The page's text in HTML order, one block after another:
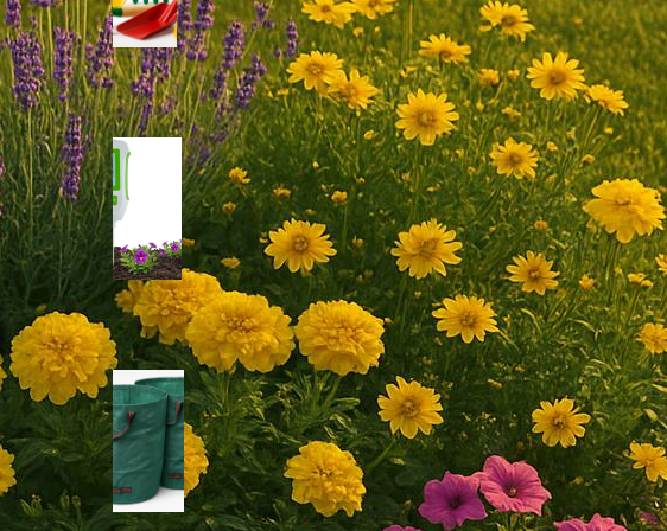
Come scegliere un misuratore
portatile di salinità del terreno
per orto e giardino in piena
estate
Sacchi riutilizzabili per sfalci e
foglie: come scegliere le
borse da giardino giuste per
l’estate